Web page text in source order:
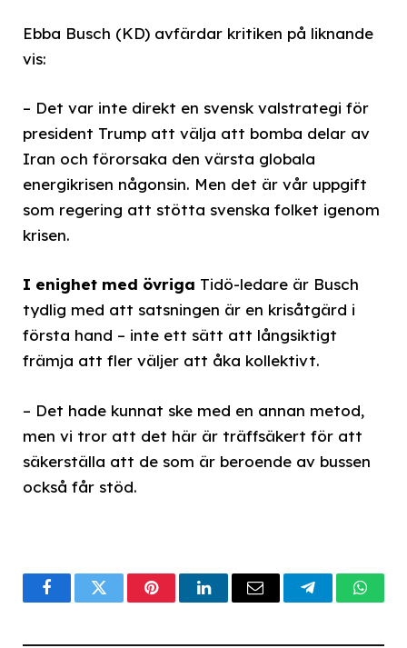
Ebba Busch (KD) avfärdar kritiken på liknande
vis:
– Det var inte direkt en svensk valstrategi för
president Trump att välja att bomba delar av
Iran och förorsaka den värsta globala
energikrisen någonsin. Men det är vår uppgift
som regering att stötta svenska folket igenom
krisen.
I enighet med övriga Tidö-ledare är Busch
tydlig med att satsningen är en krisåtgärd i
första hand – inte ett sätt att långsiktigt
främja att fler väljer att åka kollektivt.
– Det hade kunnat ske med en annan metod,
men vi tror att det här är träffsäkert för att
säkerställa att de som är beroende av bussen
också får stöd.
FacebookTwitterPinterestLinkedInEmail Telegram